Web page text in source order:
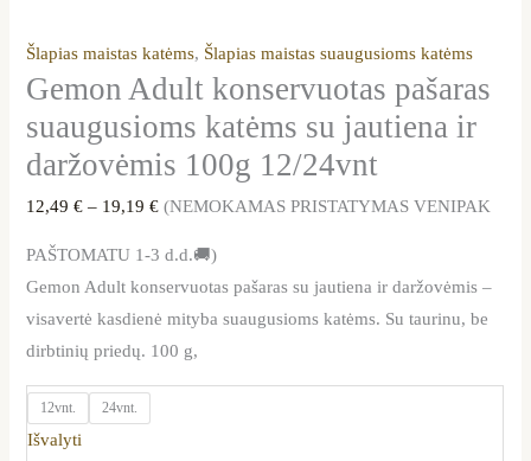
Šlapias maistas katėms, Šlapias maistas suaugusioms katėms
Gemon Adult konservuotas pašaras
suaugusioms katėms su jautiena ir
daržovėmis 100g 12/24vnt
12,49€ – 19,19€ (NEMOKAMAS PRISTATYMAS VENIPAK
PAŠTOMATU 1-3 d.d.🚚)
Gemon Adult konservuotas pašaras su jautiena ir daržovėmis –
visavertė kasdienė mityba suaugusioms katėms. Su taurinu, be
dirbtinių priedų. 100 g,
12vnt. 24vnt.
Išvalyti